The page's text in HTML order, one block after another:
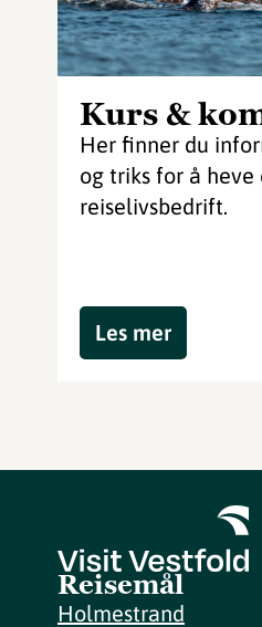
Kurs &
Her finner du
og triks for å heve
reiselivsbedrift.
Les mer
Reisemål
Holmestrand